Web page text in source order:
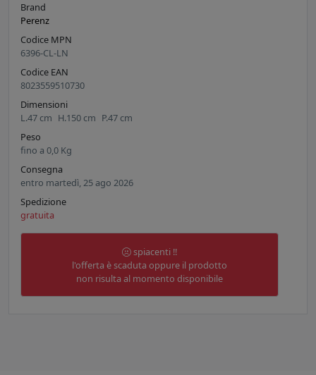
Brand
Perenz
Codice MPN
6396-CL-LN
Codice EAN
8023559510730
Dimensioni
L.47 cm H.150 cm P.47 cm
Peso
fino a 0,0 Kg
Consegna
entro martedì, 25 ago 2026
Spedizione
gratuita
spiacenti !!
l'offerta è scaduta oppure il prodotto
non risulta al momento disponibile